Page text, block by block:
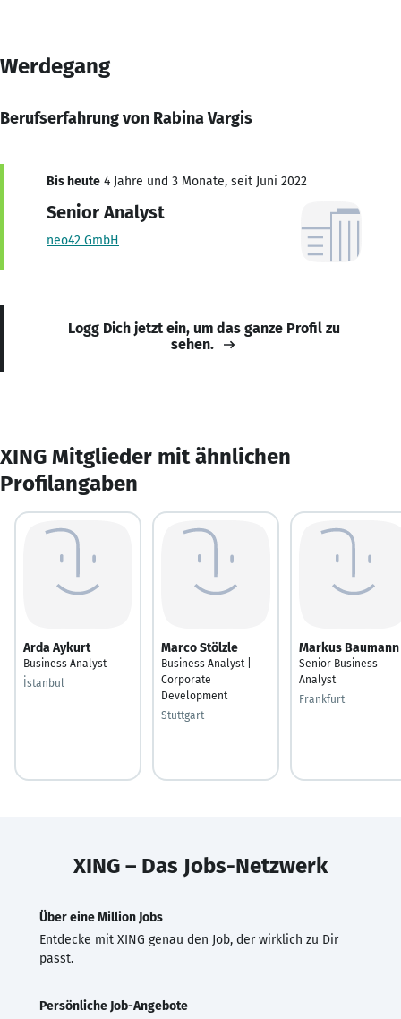
Werdegang
Berufserfahrung von Rabina Vargis
Bis heute 4 Jahre und 3 Monate, seit Juni 2022
Senior Analyst
neo42 GmbH
Logg Dich jetzt ein, um das ganze Profil zu
sehen.
XING Mitglieder mit ähnlichen
Profilangaben
Arda Aykurt
Business Analyst
İstanbul
Marco Stölzle
Business Analyst |
Corporate
Development
Stuttgart
Markus Baumann
Senior Business
Analyst
Frankfurt
XING – Das Jobs-Netzwerk
Über eine Million Jobs
Entdecke mit XING genau den Job, der wirklich zu Dir
passt.
Persönliche Job-Angebote